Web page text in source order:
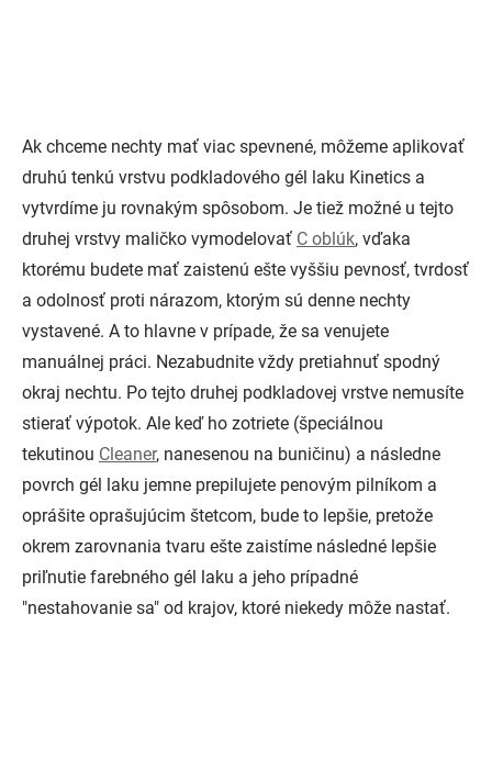
Ak chceme nechty mať viac spevnené, môžeme aplikovať
druhú tenkú vrstvu podkladového gél laku Kinetics a
vytvrdíme ju rovnakým spôsobom. Je tiež možné u tejto
druhej vrstvy maličko vymodelovať C oblúk, vďaka
ktorému budete mať zaistenú ešte vyššiu pevnosť, tvrdosť
a odolnosť proti nárazom, ktorým sú denne nechty
vystavené. A to hlavne v prípade, že sa venujete
manuálnej práci. Nezabudnite vždy pretiahnuť spodný
okraj nechtu. Po tejto druhej podkladovej vrstve nemusíte
stierať výpotok. Ale keď ho zotriete (špeciálnou
tekutinou Cleaner, nanesenou na buničinu) a následne
povrch gél laku jemne prepilujete penovým pilníkom a
oprášite oprašujúcim štetcom, bude to lepšie, pretože
okrem zarovnania tvaru ešte zaistíme následné lepšie
priľnutie farebného gél laku a jeho prípadné
"nestahovanie sa" od krajov, ktoré niekedy môže nastať.